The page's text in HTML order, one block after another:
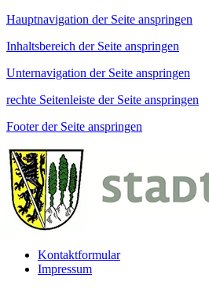
Hauptnavigation der Seite anspringen
Inhaltsbereich der Seite anspringen
Unternavigation der Seite anspringen
rechte Seitenleiste der Seite anspringen
Footer der Seite anspringen
Kontaktformular
Impressum